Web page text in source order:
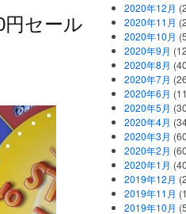
セール
2020年12月
2020年11月
2020年10月
2020年9月
2020年8月
2020年7月
2020年6月
2020年5月
2020年4月
2020年3月
2020年2月
2020年1月
2019年12月
2019年11月
2019年10月